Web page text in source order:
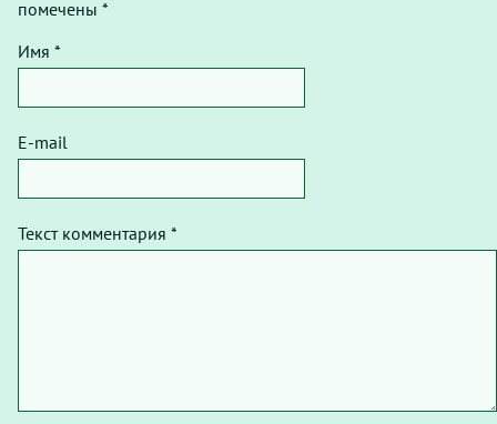
помечены *
Имя *
E-mail
Текст комментария *